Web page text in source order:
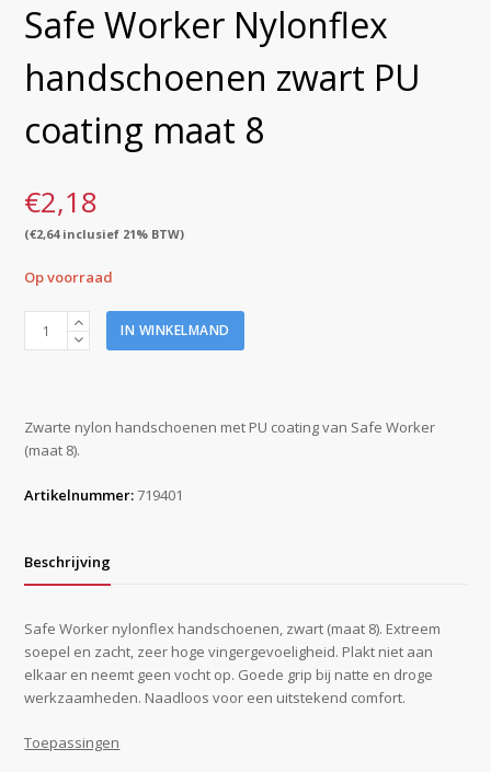
Safe Worker Nylonflex
handschoenen zwart PU
coating maat 8
€2,18
(€2,64inclusief 21% BTW)
Op voorraad
Safe
Worker
PU
coating
8
IN WINKELMAND
Zwarte nylon handschoenen met PU coating van Safe Worker
(maat 8).
Artikelnummer:719401
Beschrijving
Safe Worker nylonflex handschoenen, zwart (maat 8). Extreem
soepel en zacht, zeer hoge vingergevoeligheid. Plakt niet aan
elkaar en neemt geen vocht op. Goede grip bij natte en droge
werkzaamheden. Naadloos voor een uitstekend comfort.
Toepassingen